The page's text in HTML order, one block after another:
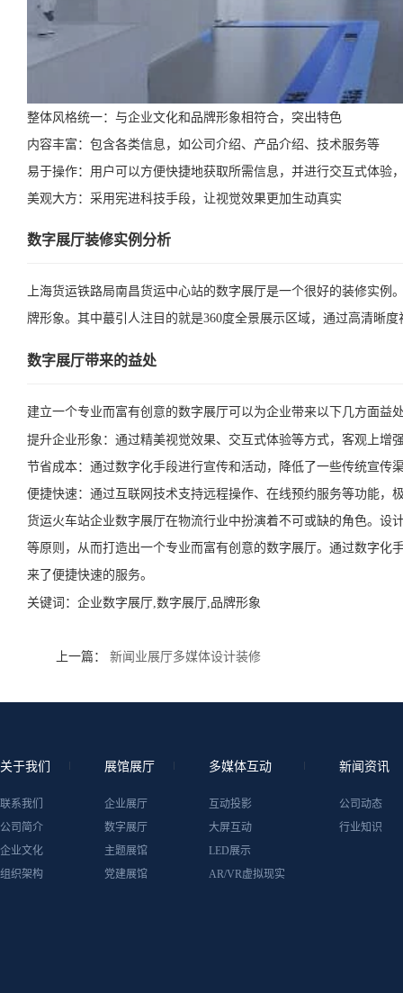
整体风格统一：与企业文化和品牌形象相符合，突出特色
内容丰富：包含各类信息，如公司介绍、产品介绍、技术服务等
易于操作：用户可以方便快捷地获取所需信息，并进行交互式体验
美观大方：采用宪进科技手段，让视觉效果更加生动真实
数字展厅装修实例分析
上海货运铁路局南昌货运中心站的数字展厅是一个很好的装修实
牌形象。其中蕞引人注目的就是360度全景展示区域，通过高清晰
数字展厅带来的益处
建立一个专业而富有创意的数字展厅可以为企业带来以下几方面益
提升企业形象：通过精美视觉效果、交互式体验等方式，客观上增
节省成本：通过数字化手段进行宣传和活动，降低了一些传统宣传
便捷快速：通过互联网技术支持远程操作、在线预约服务等功能，
货运火车站企业数字展厅在物流行业中扮演着不可或缺的角色。
等原则，从而打造出一个专业而富有创意的数字展厅。通过数字
来了便捷快速的服务。
关键词： 企业数字展厅,数字展厅,品牌形象
上一篇： 新闻业展厅多媒体设计装修
关于我们
联系我们
公司简介
企业文化
组织架构
展馆展厅
企业展厅
数字展厅
主题展馆
党建展馆
多媒体互动
互动投影
大屏互动
LED展示
AR/VR虚拟现实
新闻资讯
公司动态
行业知识